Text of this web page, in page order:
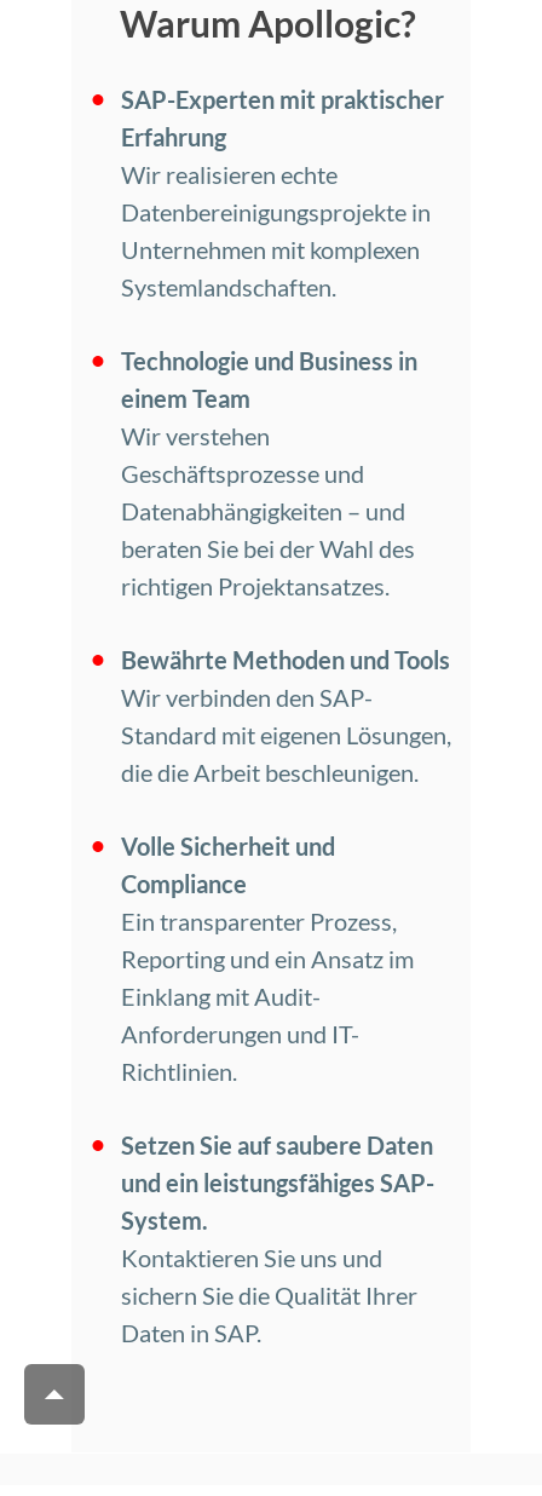
Warum Apollogic?
SAP-Experten mit praktischer
Erfahrung
Wir realisieren echte
Datenbereinigungsprojekte in
Unternehmen mit komplexen
Systemlandschaften.
Technologie und Business in
einem Team
Wir verstehen
Geschäftsprozesse und
Datenabhängigkeiten – und
beraten Sie bei der Wahl des
richtigen Projektansatzes.
Bewährte Methoden und Tools
Wir verbinden den SAP-
Standard mit eigenen Lösungen,
die die Arbeit beschleunigen.
Volle Sicherheit und
Compliance
Ein transparenter Prozess,
Reporting und ein Ansatz im
Einklang mit Audit-
Anforderungen und IT-
Richtlinien.
Setzen Sie auf saubere Daten
und ein leistungsfähiges SAP-
System.
Kontaktieren Sie uns und
sichern Sie die Qualität Ihrer
Daten in SAP.